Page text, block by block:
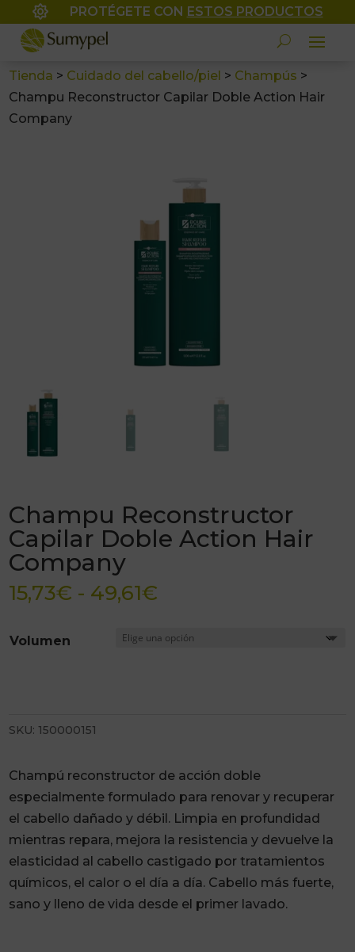
 PROTÉGETE CON ESTOS PRODUCTOS
Tienda > Cuidado del cabello/piel > Champús >
Champu Reconstructor Capilar Doble Action Hair
Company
Champu Reconstructor
Capilar Doble Action Hair
Company
15,73€ - 49,61€
precios:
Volumen
SKU: 150000151
Champú reconstructor de acción doble
especialmente formulado para renovar y recuperar
el cabello dañado y débil. Limpia en profundidad
mientras repara, mejora la resistencia y devuelve la
elasticidad al cabello castigado por tratamientos
químicos, el calor o el día a día. Cabello más fuerte,
sano y lleno de vida desde el primer lavado.